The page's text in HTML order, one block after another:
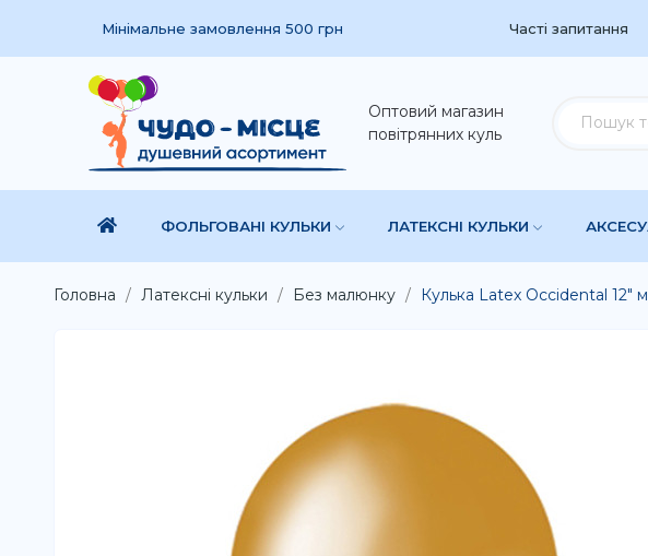
Мінімальне замовлення 500 грн Часті запитання
Оптовий магазин
повітрянних куль
ФОЛЬГОВАНІ КУЛЬКИ ЛАТЕКСНІ КУЛЬКИ
Головна Латексні кульки Без малюнку Кулька Latex Occidental 12"